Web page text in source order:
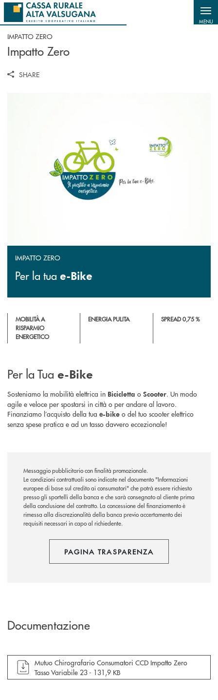
Salta al contenuto principale
MENU
IMPATTO ZERO
Impatto Zero
SHARE
IMPATTO ZERO
Per la tua e-Bike
MOBILITÀ A
RISPARMIO
ENERGETICO
ENERGIA PULITA SPREAD 0,75 %
Per la Tua e-Bike
Sosteniamo la mobilità elettrica in Bicicletta o Scooter. Un modo
agile e veloce per spostarsi in città o per andare al lavoro.
Finanziamo l’acquisto della tua e-bike o del tuo scooter elettrico
senza spese pratica e ad un tasso davvero eccezionale!
Messaggio pubblicitario con finalità promozionale.
Le condizioni contrattuali sono indicate nel documento "Informazioni
europee di base sul credito ai consumatori" che potrà essere richiesto
presso gli sportelli della banca e che sarà consegnato al cliente prima
della conclusione del contratto. La concessione del finanziamento è
rimessa alla discrezionalità della banca previo accertamento dei
requisiti necessari in capo al richiedente.
PAGINA TRASPARENZA
Documentazione
apre documento in una nuova finestra
Mutuo Chirografario Consumatori CCD Impatto Zero
Tasso Variabile 23 - 131,9 KB